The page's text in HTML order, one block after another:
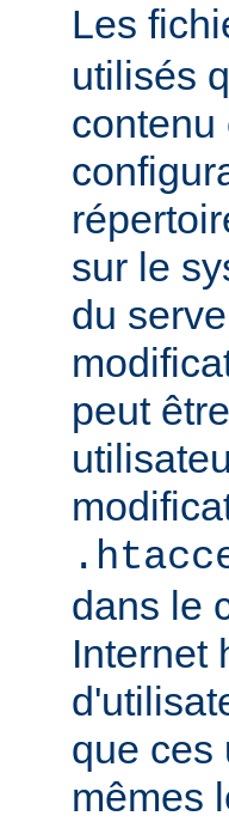
Les
utilisés
contenu
sur le
du
peut
dans le
Internet
que ces
mêmes